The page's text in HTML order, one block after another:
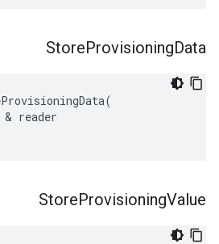
StoreProvisioningData
& reader
StoreProvisioningValue